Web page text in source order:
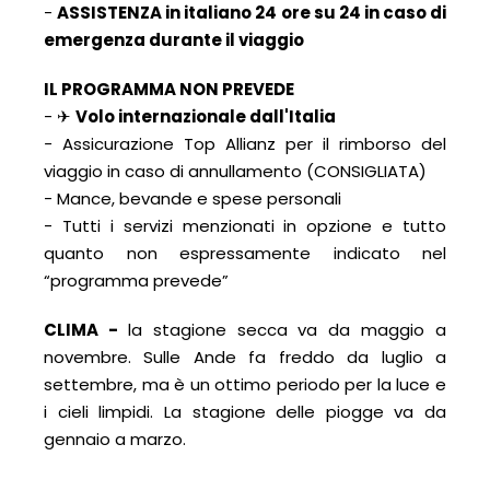
-ASSISTENZA in italiano 24 ore su 24 in caso di
emergenza durante il viaggio
IL PROGRAMMA NON PREVEDE
- ✈ Volo internazionale dall'Italia
- Assicurazione Top Allianz per il rimborso del
viaggio in caso di annullamento (CONSIGLIATA)
- Mance, bevande e spese personali
- Tutti i servizi menzionati in opzione e tutto
quanto non espressamente indicato nel
“programma prevede”
CLIMA - la stagione secca va da maggio a
novembre. Sulle Ande fa freddo da luglio a
settembre, ma è un ottimo periodo per la luce e
i cieli limpidi. La stagione delle piogge va da
gennaio a marzo.